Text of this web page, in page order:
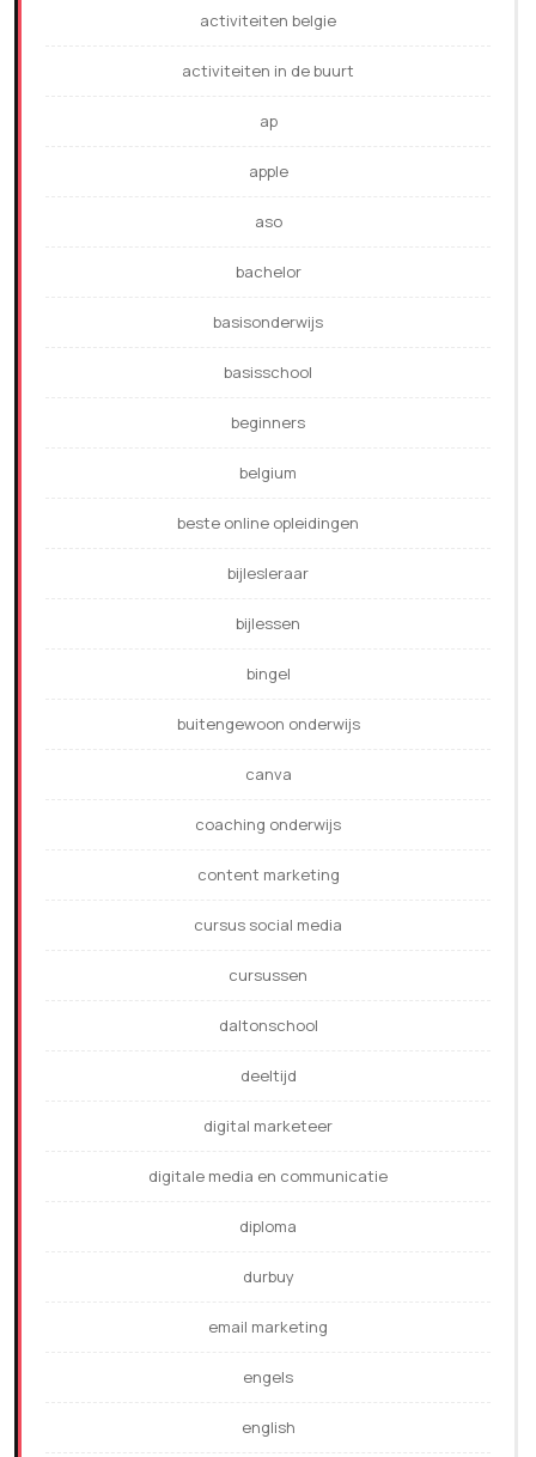
activiteiten belgie
activiteiten in de buurt
ap
apple
aso
bachelor
basisonderwijs
basisschool
beginners
belgium
beste online opleidingen
bijlesleraar
bijlessen
bingel
buitengewoon onderwijs
canva
coaching onderwijs
content marketing
cursus social media
cursussen
daltonschool
deeltijd
digital marketeer
digitale media en communicatie
diploma
durbuy
email marketing
engels
english